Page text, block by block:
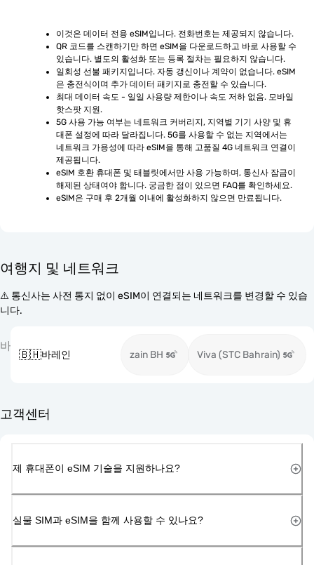
이것은 데이터 전용 eSIM입니다. 전화번호는 제공되지 않습니다.
QR 코드를 스캔하기만 하면 eSIM을 다운로드하고 바로 사용할 수
있습니다. 별도의 활성화 또는 등록 절차는 필요하지 않습니다.
일회성 선불 패키지입니다. 자동 갱신이나 계약이 없습니다. eSIM
은 충전식이며 추가 데이터 패키지로 충전할 수 있습니다.
최대 데이터 속도 - 일일 사용량 제한이나 속도 저하 없음. 모바일
핫스팟 지원.
5G 사용 가능 여부는 네트워크 커버리지, 지역별 기기 사양 및 휴
대폰 설정에 따라 달라집니다. 5G를 사용할 수 없는 지역에서는
네트워크 가용성에 따라 eSIM을 통해 고품질 4G 네트워크 연결이
제공됩니다.
eSIM 호환 휴대폰 및 태블릿에서만 사용 가능하며, 통신사 잠금이
해제된 상태여야 합니다. 궁금한 점이 있으면 FAQ를 확인하세요.
eSIM은 구매 후 2개월 이내에 활성화하지 않으면 만료됩니다.
여행지 및 네트워크
⚠️ 통신사는 사전 통지 없이 eSIM이 연결되는 네트워크를 변경할 수 있습
니다.
바
🇧🇭바레인 zain BH Viva (STC Bahrain)
고객센터
제 휴대폰이 eSIM 기술을 지원하나요?
실물 SIM과 eSIM을 함께 사용할 수 있나요?